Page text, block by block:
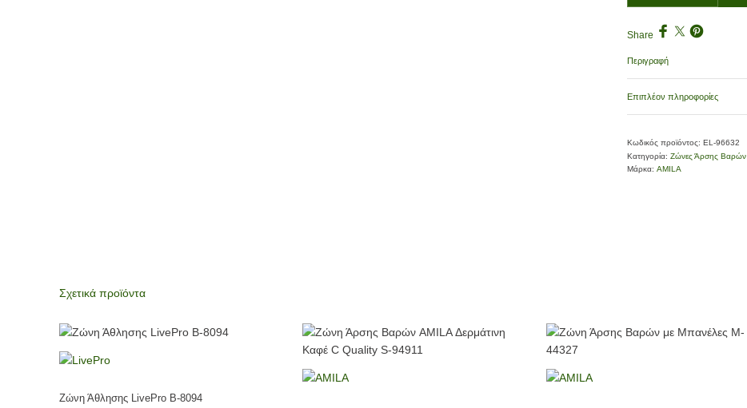
Share
Περιγραφή
Επιπλέον πληροφορίες
Κωδικός προϊόντος: EL-96632
Κατηγορία: Ζώνες Άρσης Βαρών
Μάρκα: AMILA
Σχετικά προϊόντα
Ζώνη Άθλησης LivePro Β-8094